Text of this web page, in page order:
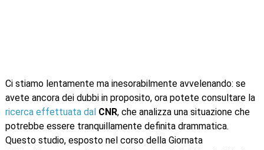
Ci stiamo lentamente ma inesorabilmente avvelenando: se
avete ancora dei dubbi in proposito, ora potete consultare la
ricerca effettuata dal CNR, che analizza una situazione che
potrebbe essere tranquillamente definita drammatica.
Questo studio, esposto nel corso della Giornata